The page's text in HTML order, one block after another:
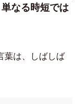
なる時短では
葉は、しばしば